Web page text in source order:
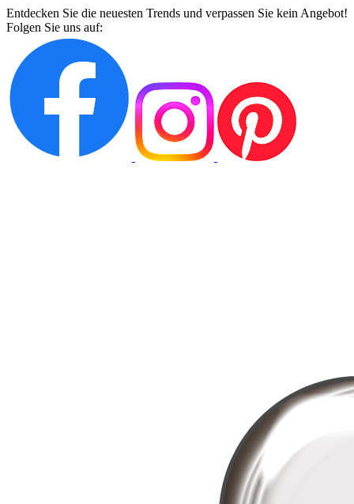
Entdecken Sie die neuesten Trends und verpassen Sie kein Angebot!
Folgen Sie uns auf: